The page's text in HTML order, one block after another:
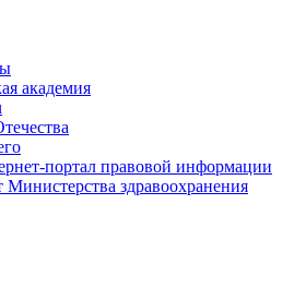
академия
портал правовой информации
здравоохранения